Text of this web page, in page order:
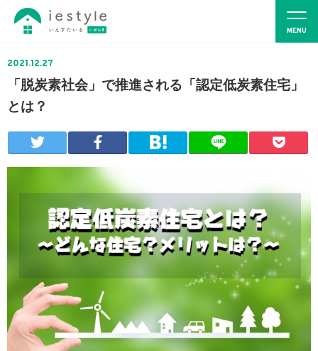
2021.12.27
「脱炭素社会」で推進される「認定低炭素住宅」
とは？